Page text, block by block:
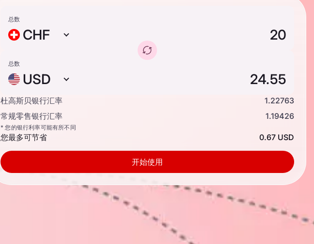
总数
CHF
总数
USD
杜高斯贝银行汇率
1.22763
常规零售银行汇率
1.19426
* 您的银行利率可能有所不同
您最多可节省 0.67 USD
开始使用